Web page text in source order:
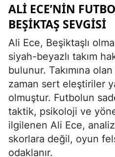
ALI ECE’NIN
BEŞIKTAŞ SEVGISI
Ali Ece, Beşiktaşlı
siyah-beyazlı takım
bulunur. Takımına olan
zaman sert eleştiriler
olmuştur. Futbolun
taktik, psikoloji ve
ilgilenen Ali Ece,
skorlara değil, oyun
odaklanır.